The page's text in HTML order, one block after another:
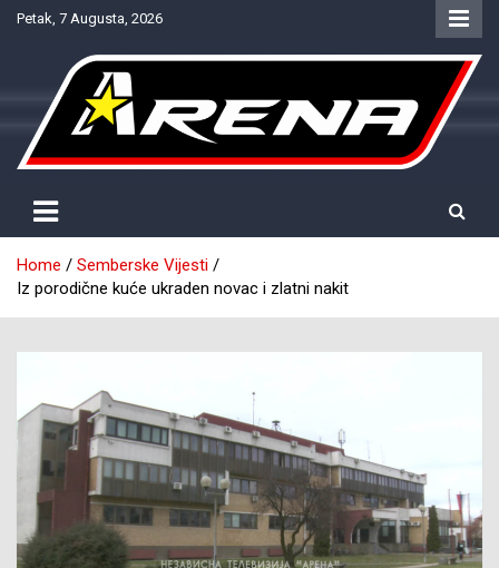
SkipPetak, 7 Augusta, 2026
NTV Arena
Home
Semberske Vijesti
Iz porodične kuće ukraden novac i zlatni nakit